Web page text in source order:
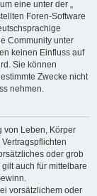
eine unter der „
Foren-Software
Community unter
keinen Einfluss auf
Sie können
Zwecke nicht
nehmen.
von Leben, Körper
oder grob
auch für mittelbare
vorsätzlichem oder